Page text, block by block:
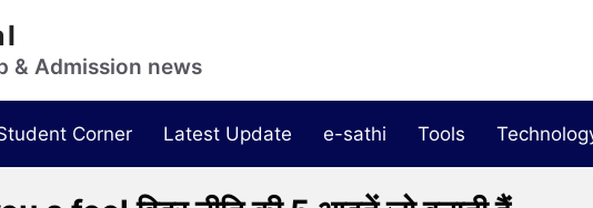
& Admission news
Corner Latest Update e-sathi Tools